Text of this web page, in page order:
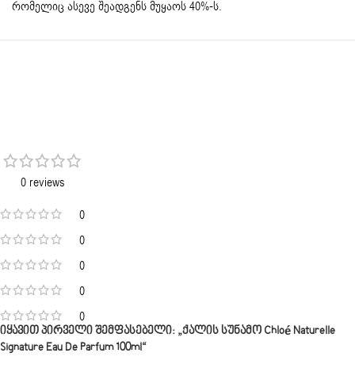
რომელიც ასევე შეადგენს მუყაოს 40%-ს.
0 reviews
0
0
0
0
0
Იყავით Პირველი Შემფასებელი: „ქალის Სუნამო Chloé Naturelle
Signature Eau De Parfum 100ml“